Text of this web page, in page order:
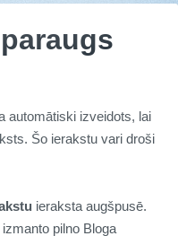
automātiski izveidots, lai
Šo ierakstu vari droši
ieraksta augšpusē.
pilno Bloga